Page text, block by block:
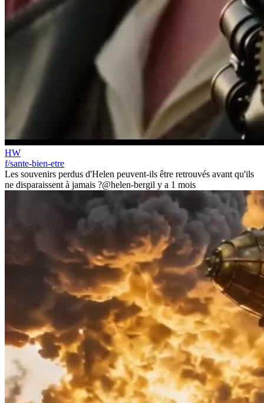
HW
f/sante-bien-etre
Les souvenirs perdus d'Helen peuvent-ils être retrouvés avant qu'ils
ne disparaissent à jamais ?@helen-bergil y a 1 mois